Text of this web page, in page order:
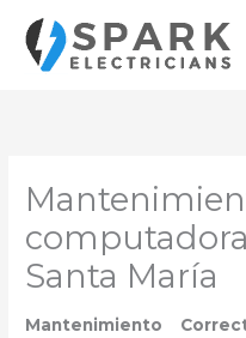
contenido
Santa María
Mantenimiento